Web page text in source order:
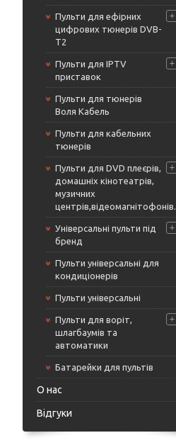
Пульти для ефірних
цифрових тюнерів DVB-
T2
Пульти для IPTV
приставок
Пульти для тюнерів
Воля Кабель
Пульти для кабельних
тюнерів
Пульти для DVD плеєрів,
домашніх кінотеатрів,
музичних
центрів,відеомагнітофонів.
Універсальні пульти під
бренд
Пульти універсальні для
кондиціонерів
Пульти універсальні
Пульти для воріт,
шлагбаумів та
автоматики
Батарейки для пультів
О нас
Відгуки